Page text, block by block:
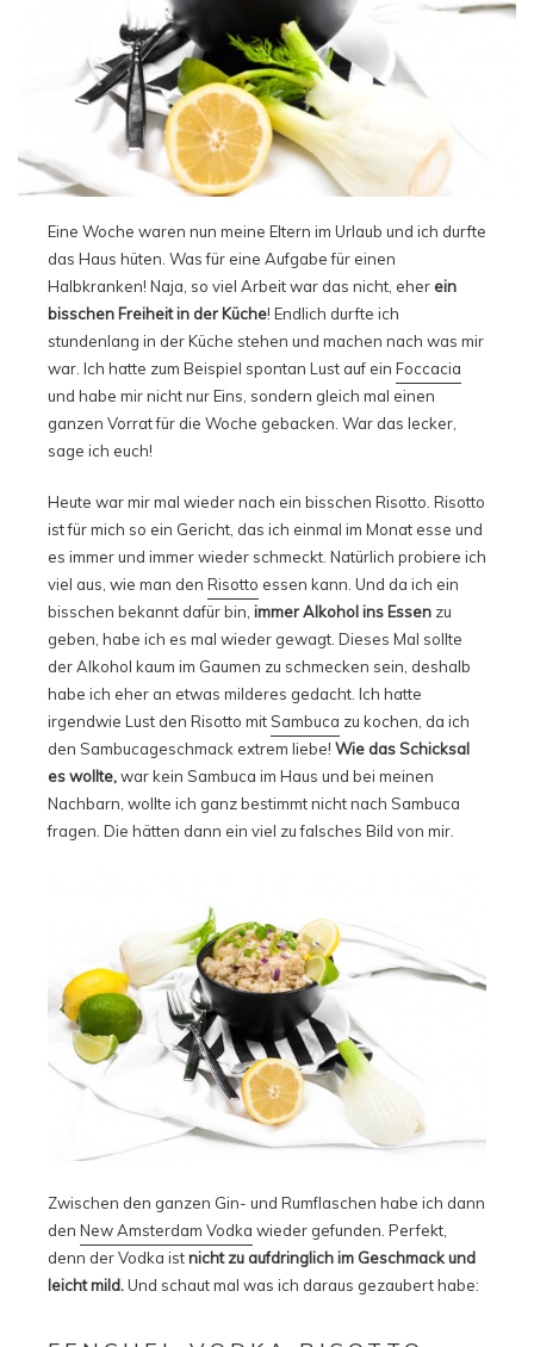
Eine Woche waren nun meine Eltern im Urlaub und ich durfte
das Haus hüten. Was für eine Aufgabe für einen
Halbkranken! Naja, so viel Arbeit war das nicht, eher ein
bisschen Freiheit in der Küche! Endlich durfte ich
stundenlang in der Küche stehen und machen nach was mir
war. Ich hatte zum Beispiel spontan Lust auf ein Foccacia
und habe mir nicht nur Eins, sondern gleich mal einen
ganzen Vorrat für die Woche gebacken. War das lecker,
sage ich euch!
Heute war mir mal wieder nach ein bisschen Risotto. Risotto
ist für mich so ein Gericht, das ich einmal im Monat esse und
es immer und immer wieder schmeckt. Natürlich probiere ich
viel aus, wie man den Risotto essen kann. Und da ich ein
bisschen bekannt dafür bin, immer Alkohol ins Essen zu
geben, habe ich es mal wieder gewagt. Dieses Mal sollte
der Alkohol kaum im Gaumen zu schmecken sein, deshalb
habe ich eher an etwas milderes gedacht. Ich hatte
irgendwie Lust den Risotto mitSambuca zu kochen, da ich
den Sambucageschmack extrem liebe! Wie das Schicksal
es wollte,war kein Sambuca im Haus und bei meinen
Nachbarn, wollte ich ganz bestimmt nicht nach Sambuca
fragen. Die hätten dann ein viel zu falsches Bild von mir.
Zwischen den ganzen Gin- und Rumflaschen habe ich dann
den New Amsterdam Vodka wieder gefunden. Perfekt,
denn der Vodka istnicht zu aufdringlich im Geschmack und
leicht mild.Und schaut mal was ich daraus gezaubert habe: